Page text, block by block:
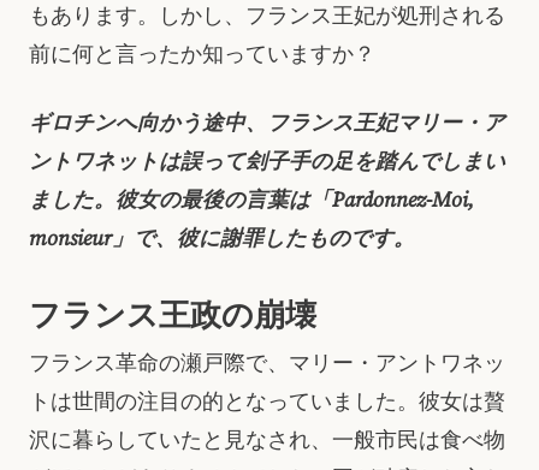
もあります。しかし、フランス王妃が処刑される
前に何と言ったか知っていますか？
ギロチンへ向かう途中、フランス王妃マリー・ア
ントワネットは誤って刽子手の足を踏んでしまい
ました。彼女の最後の言葉は「Pardonnez-Moi,
monsieur」で、彼に謝罪したものです。
フランス王政の崩壊
フランス革命の瀬戸際で、マリー・アントワネッ
トは世間の注目の的となっていました。彼女は贅
沢に暮らしていたと見なされ、一般市民は食べ物